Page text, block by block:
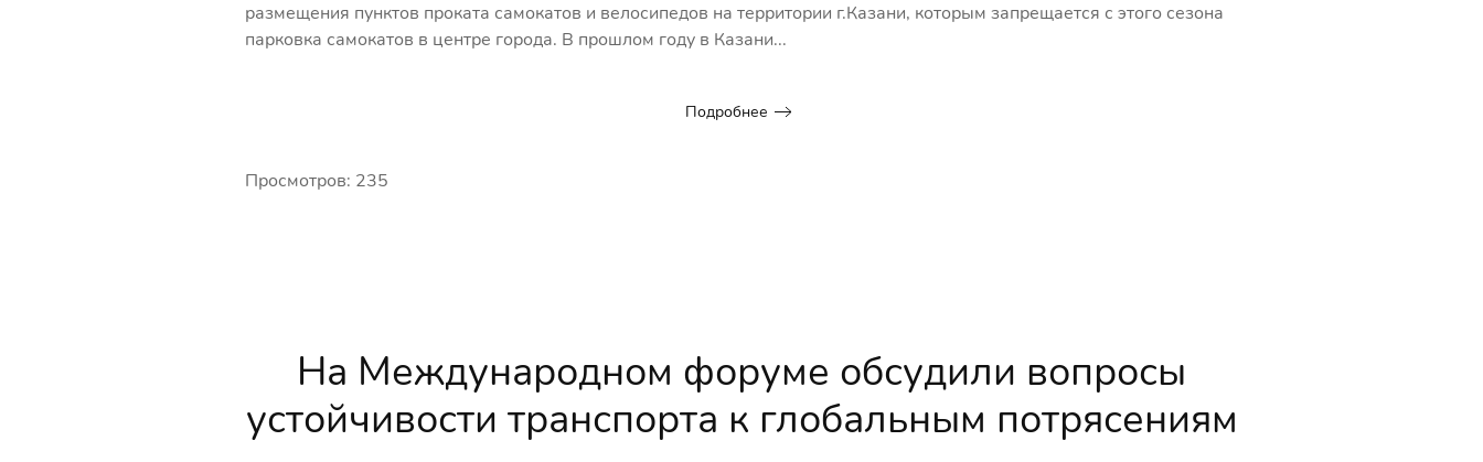
размещения пунктов проката самокатов и велосипедов на территории г.Казани, которым запрещается с этого сезона
парковка самокатов в центре города. В прошлом году в Казани...
Подробнее
Просмотров: 235
На Международном форуме обсудили вопросы
устойчивости транспорта к глобальным потрясениям